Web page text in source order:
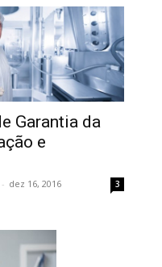
Garantia da
e
- dez 16, 2016 3